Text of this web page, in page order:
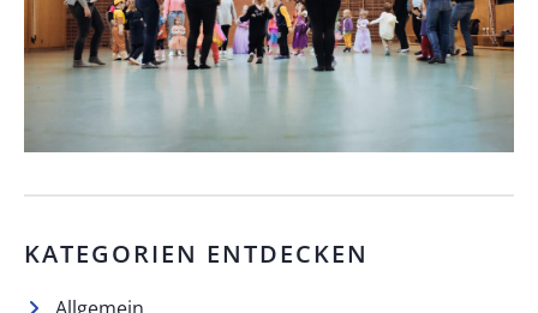
KATEGORIEN ENTDECKEN